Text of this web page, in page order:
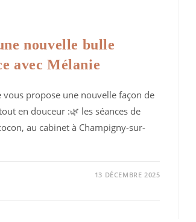
nouvelle bulle
avec Mélanie
vous propose une nouvelle façon de
en douceur :🌿 les séances de
au cabinet à Champigny-sur-
13 DÉCEMBRE 2025